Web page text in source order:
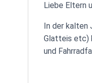
Liebe Eltern
In der kalten
Glatteis etc)
und